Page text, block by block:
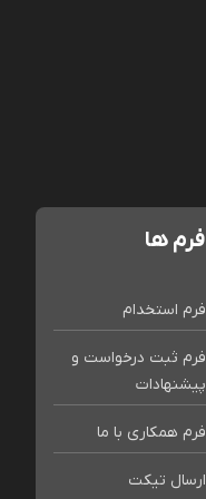
فرم ها
فرم استخدام
فرم ثبت درخواست و
پیشنهادات
فرم همکاری با ما
ارسال تیکت